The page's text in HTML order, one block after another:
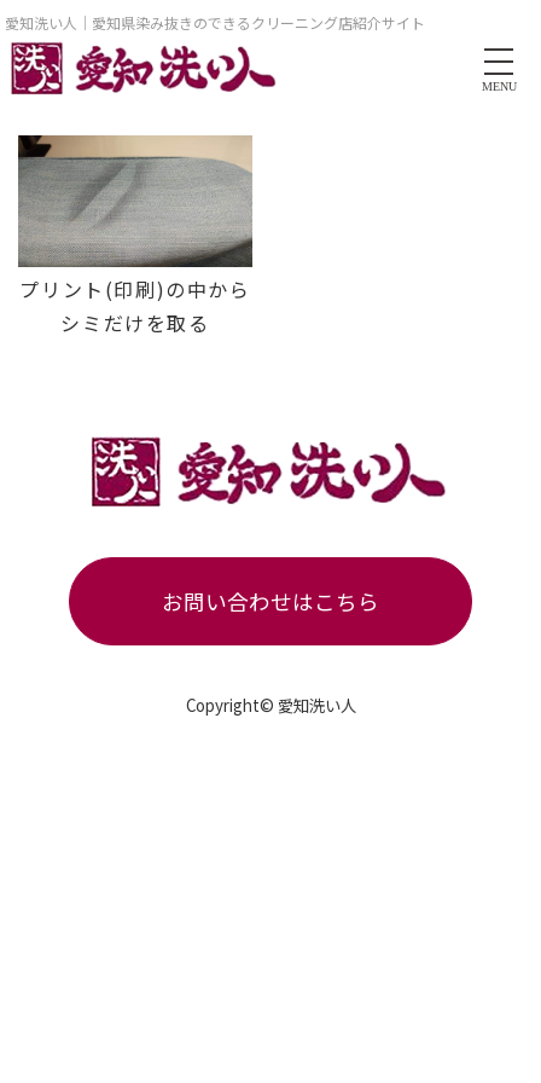
愛知洗い人｜愛知県染み抜きのできるクリーニング店紹介サイト
MENU
プリント(印刷)の中から
シミだけを取る
お問い合わせはこちら
Copyright© 愛知洗い人